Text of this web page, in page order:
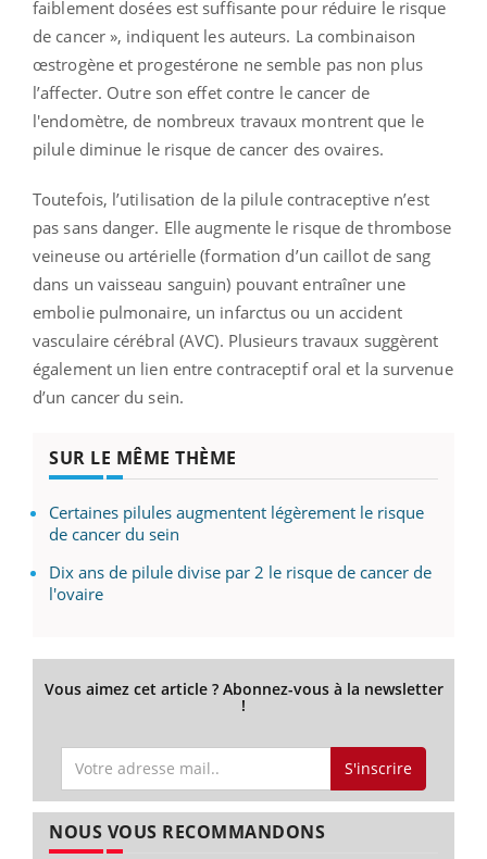
faiblement dosées est suffisante pour réduire le risque
de cancer », indiquent les auteurs. La combinaison
œstrogène et progestérone ne semble pas non plus
l’affecter. Outre son effet contre le cancer de
l'endomètre, de nombreux travaux montrent que le
pilule diminue le risque de cancer des ovaires.
Toutefois, l’utilisation de la pilule contraceptive n’est
pas sans danger. Elle augmente le risque de thrombose
veineuse ou artérielle (formation d’un caillot de sang
dans un vaisseau sanguin) pouvant entraîner une
embolie pulmonaire, un infarctus ou un accident
vasculaire cérébral (AVC). Plusieurs travaux suggèrent
également un lien entre contraceptif oral et la survenue
d’un cancer du sein.
SUR LE MÊME THÈME
Certaines pilules augmentent légèrement le risque
de cancer du sein
Dix ans de pilule divise par 2 le risque de cancer de
l'ovaire
Vous aimez cet article ? Abonnez-vous à la newsletter
!
S'inscrire
NOUS VOUS RECOMMANDONS